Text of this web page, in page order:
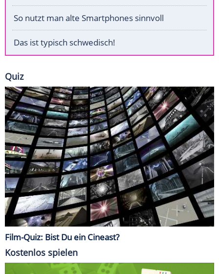
So nutzt man alte Smartphones sinnvoll
Das ist typisch schwedisch!
Quiz
Film-Quiz: Bist Du ein Cineast?
Kostenlos spielen